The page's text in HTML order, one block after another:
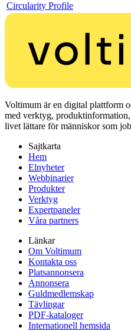
Circularity Profile
Voltimum är en digital plattform
med verktyg,
livet lättare för människor som
Sajtkarta
Hem
Elnyheter
Webbinarier
Produkter
Verktyg
Expertpaneler
Våra partners
Länkar
Om Voltimum
Kontakta oss
Platsannonsera
Annonsera
Guldmedlemskap
Tävlingar
PDF-kataloger
Internationell hemsida